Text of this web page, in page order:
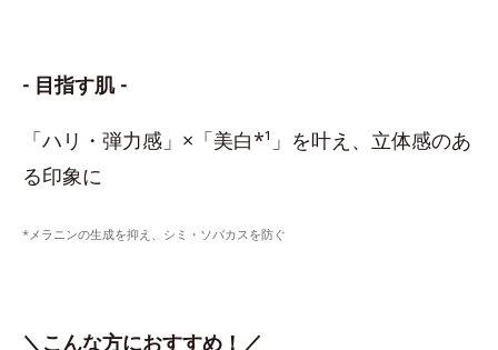
- 目指す肌 -
「ハリ・弾力感」×「美白*¹」を叶え、立体感のあ
る印象に
*メラニンの生成を抑え、シミ・ソバカスを防ぐ
＼こんな方におすすめ！／